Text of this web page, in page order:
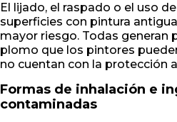
El lijado, el raspado o el uso
superficies con pintura
mayor riesgo. Todas generan
plomo que los pintores
no cuentan con la protección
Formas de inhalación e
contaminadas